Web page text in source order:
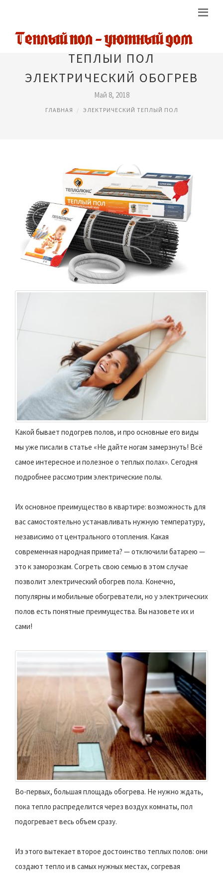
ТЕПЛЫЙ ПОЛ
ЭЛЕКТРИЧЕСКИЙ ОБОГРЕВ
Май 8, 2018
ГЛАВНАЯ ЭЛЕКТРИЧЕСКИЙ ТЕПЛЫЙ ПОЛ
Какой бывает подогрев полов, и про основные его виды
мы уже писали в статье «Не дайте ногам замерзнуть! Всё
самое интересное и полезное о теплых полах». Сегодня
подробнее рассмотрим электрические полы.
Их основное преимущество в квартире: возможность для
вас самостоятельно устанавливать нужную температуру,
независимо от центрального отопления. Какая
современная народная примета? — отключили батарею —
это к заморозкам. Согреть свою семью в этом случае
позволит электрический обогрев пола. Конечно,
популярны и мобильные обогреватели, но у электрических
полов есть понятные преимущества. Вы назовете их и
сами!
Во-первых, большая площадь обогрева. Не нужно ждать,
пока тепло распределится через воздух комнаты, пол
подогревает весь объем сразу.
Из этого вытекает второе достоинство теплых полов: они
создают тепло и в самых нужных местах, согревая